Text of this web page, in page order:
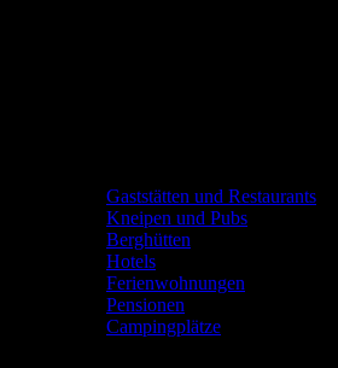
Gaststätten und Restaurants
Kneipen und Pubs
Berghütten
Hotels
Ferienwohnungen
Pensionen
Campingplätze